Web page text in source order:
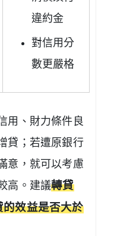
違約金
對信用分
數更嚴格
用、財力條件良
貸；若遭原銀行
意，就可以考慮
高。建議轉貸
效益是否大於